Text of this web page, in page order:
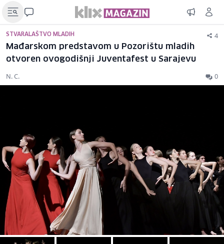
STVARALAŠTVO MLADIH 4
Mađarskom predstavom u Pozorištu mladih
otvoren ovogodišnji Juventafest u Sarajevu
N. C. 0